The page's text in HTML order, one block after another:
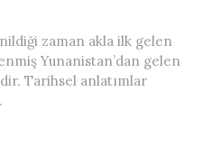
zaman akla ilk gelen
Yunanistan’dan gelen
Tarihsel anlatımlar